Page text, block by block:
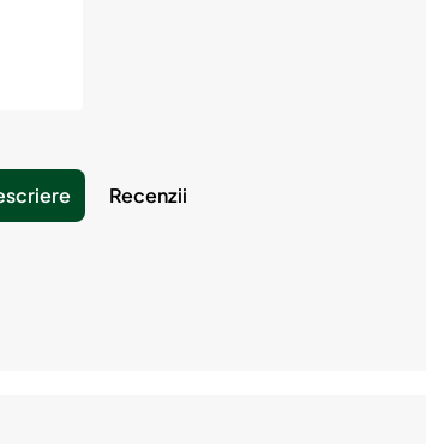
Recenzii